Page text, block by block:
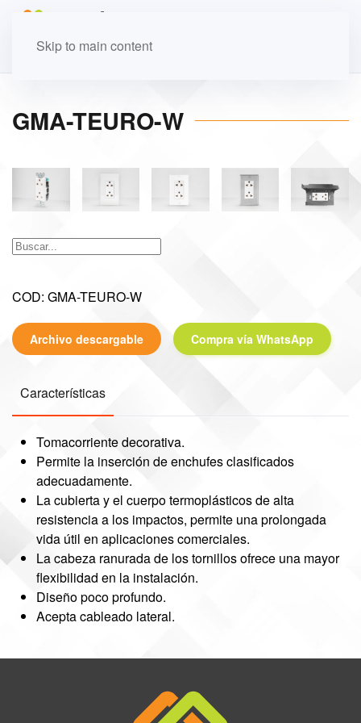
Skip to main content
GMA-TEURO-W
COD: GMA-TEURO-W
Archivo descargable Compra vía WhatsApp
Características
Tomacorriente decorativa.
Permite la inserción de enchufes clasificados
adecuadamente.
La cubierta y el cuerpo termoplásticos de alta
resistencia a los impactos, permite una prolongada
vida útil en aplicaciones comerciales.
La cabeza ranurada de los tornillos ofrece una mayor
flexibilidad en la instalación.
Diseño poco profundo.
Acepta cableado lateral.